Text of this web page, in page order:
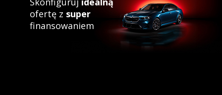
ofertę z super
finansowaniem